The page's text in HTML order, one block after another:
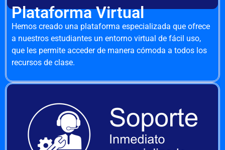
Plataforma Virtual
Hemos creado una plataforma especializada que ofrece
a nuestros estudiantes un entorno virtual de fácil uso,
que les permite acceder de manera cómoda a todos los
recursos de clase.